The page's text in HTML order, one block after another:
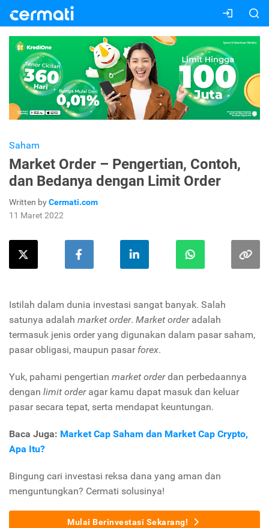
Saham
Market Order – Pengertian, Contoh,
dan Bedanya dengan Limit Order
Written byCermati.com
11 Maret 2022
Istilah dalam dunia investasi sangat banyak. Salah
satunya adalah market order. Market order adalah
termasuk jenis order yang digunakan dalam pasar saham,
pasar obligasi, maupun pasar forex.
Yuk, pahami pengertian market orderdan perbedaannya
dengan limit order agar kamu dapat masuk dan keluar
pasar secara tepat, serta mendapat keuntungan.
Baca Juga: Market Cap Saham dan Market Cap Crypto,
Apa Itu?
Bingung cari investasi reksa dana yang aman dan
menguntungkan? Cermati solusinya!
Mulai Berinvestasi Sekarang!